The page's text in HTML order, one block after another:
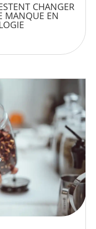
CHANGER
MANQUE EN